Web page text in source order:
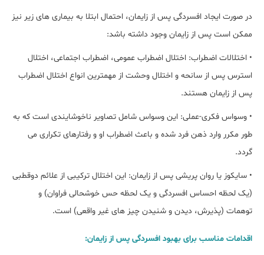
در صورت ایجاد افسردگی پس از زایمان، احتمال ابتلا به بیماری های زیر نیز
ممکن است پس از زایمان وجود داشته باشد:
• اختلالات اضطراب: اختلال اضطراب عمومی، اضطراب اجتماعی، اختلال
استرس پس از سانحه و اختلال وحشت از مهمترین انواع اختلال اضطراب
پس از زایمان هستند.
• وسواس فکری-عملی: این وسواس شامل تصاویر ناخوشایندی است که به
طور مکرر وارد ذهن فرد شده و باعث اضطراب او و رفتارهای تکراری می
گردد.
• سایکوز یا روان پریشی پس از زایمان: این اختلال ترکیبی از علائم دوقطبی
(یک لحظه احساس افسردگی و یک لحظه حس خوشحالی فراوان) و
توهمات (پذیرش، دیدن و شنیدن چیز های غیر واقعی) است.
اقدامات مناسب برای بهبود افسردگی پس از زایمان: